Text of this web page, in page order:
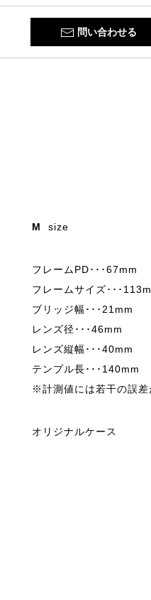
問い合わせる
M size
フレームPD･･･67mm
フレームサイズ･･･
ブリッジ幅･･･21mm
レンズ径･･･46mm
レンズ縦幅･･･40mm
テンプル長･･･140mm
※計測値には若干の誤差
オリジナルケース